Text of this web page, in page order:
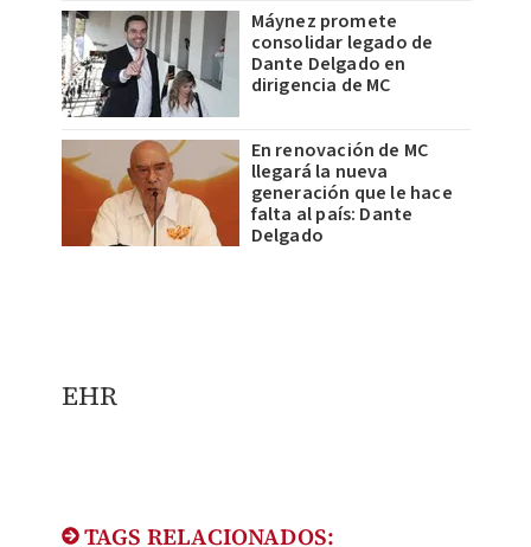
Máynez promete
consolidar legado de
Dante Delgado en
dirigencia de MC
En renovación de MC
llegará la nueva
generación que le hace
falta al país: Dante
Delgado
EHR
TAGS RELACIONADOS: